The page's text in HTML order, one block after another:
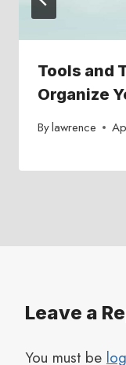
Tools and
Organize
Bylawrence
Leave a
You must be